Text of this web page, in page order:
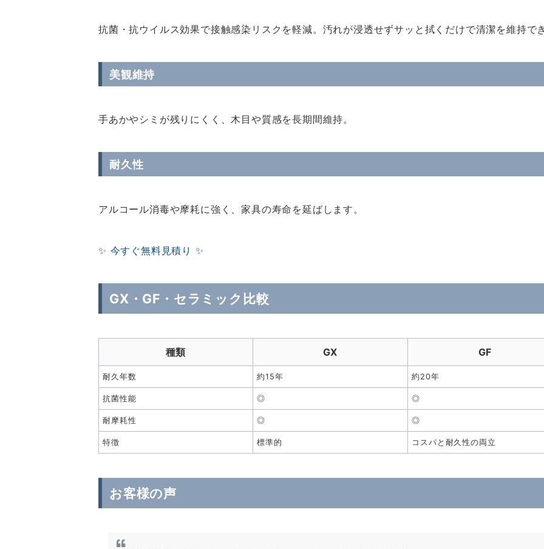
抗菌・抗ウイルス効果で接触感染リスクを軽減。汚れが浸透せずサッと拭くだけで清潔を維持で
美観維持
手あかやシミが残りにくく、木目や質感を長期間維持。
耐久性
アルコール消毒や摩耗に強く、家具の寿命を延ばします。
✨ 今すぐ無料見積り ✨
GX・GF・セラミック比較
種類 GX GF
耐久年数 約15年 約20年
抗菌性能 ◎ ◎
耐摩耗性 ◎ ◎
特徴 標準的 コスパと耐久性の両立
お客様の声